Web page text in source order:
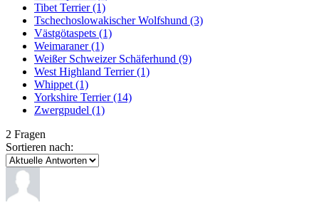
Tibet Terrier(1)
Tschechoslowakischer Wolfshund (3)
Västgötaspets (1)
Weimaraner(1)
Weißer Schweizer Schäferhund (9)
West Highland Terrier(1)
Whippet (1)
Yorkshire Terrier(14)
Zwergpudel (1)
2 Fragen
Sortieren nach: